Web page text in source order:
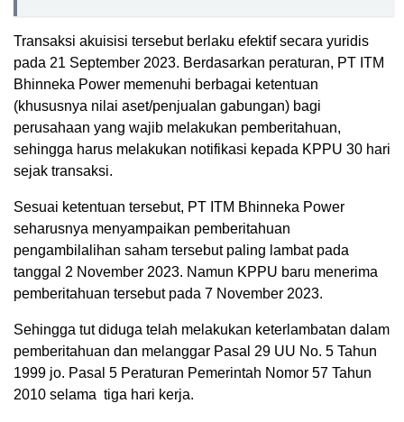
Transaksi akuisisi tersebut berlaku efektif secara yuridis
pada 21 September 2023. Berdasarkan peraturan, PT ITM
Bhinneka Power memenuhi berbagai ketentuan
(khususnya nilai aset/penjualan gabungan) bagi
perusahaan yang wajib melakukan pemberitahuan,
sehingga harus melakukan notifikasi kepada KPPU 30 hari
sejak transaksi.
Sesuai ketentuan tersebut, PT ITM Bhinneka Power
seharusnya menyampaikan pemberitahuan
pengambilalihan saham tersebut paling lambat pada
tanggal 2 November 2023. Namun KPPU baru menerima
pemberitahuan tersebut pada 7 November 2023.
Sehingga tut diduga telah melakukan keterlambatan dalam
pemberitahuan dan melanggar Pasal 29 UU No. 5 Tahun
1999 jo. Pasal 5 Peraturan Pemerintah Nomor 57 Tahun
2010 selama tiga hari kerja.